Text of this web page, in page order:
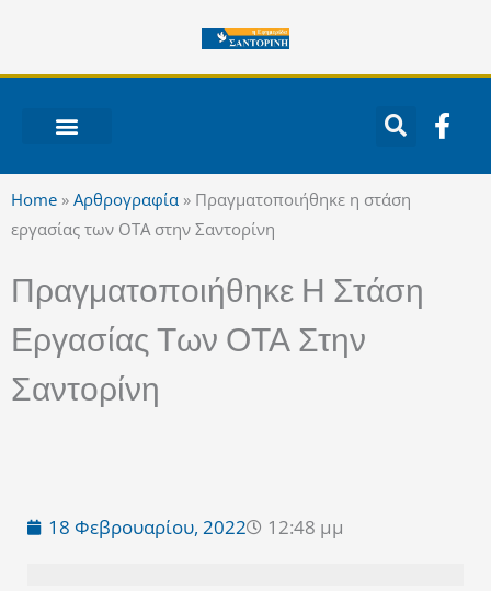
περιεχόμενο
F
a
Home » Αρθρογραφία » Πραγματοποιήθηκε η στάση
εργασίας των ΟΤΑ στην Σαντορίνη
Πραγματοποιήθηκε Η Στάση
Εργασίας Των ΟΤΑ Στην
Σαντορίνη
18 Φεβρουαρίου, 2022 12:48 μμ